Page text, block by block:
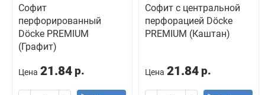
Софит
перфорированный
Döcke PREMIUM
(Графит)
Цена 21.84 р.
Софит с центральной
перфорацией Döcke
PREMIUM (Каштан)
Цена 21.84 р.